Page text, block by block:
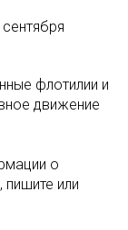
флотилии и
движение
о
или